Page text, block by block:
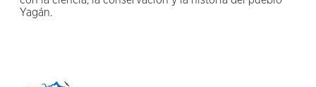
Yagán.